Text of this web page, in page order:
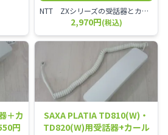
NTT ZXシリーズの受話器とカールコードセット／本商品は中古品となります。 写真では分かりにくいキズ・汚れなどの使用感があります。 経年変化で日焼けの色味が強くなる場合がございます。 予めご理解・ご了承頂きますようお願いいたします。
2,970円(税込)
＋カ
円
SAXA PLATIA TD810(W)・
TD820(W)用受話器+カール